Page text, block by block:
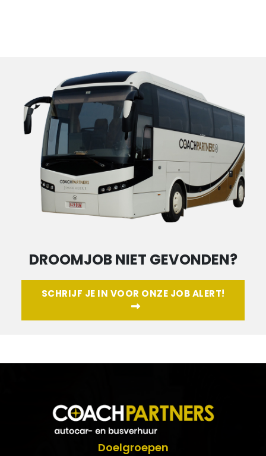
DROOMJOB NIET GEVONDEN?
SCHRIJF JE IN VOOR ONZE JOB ALERT!
Doelgroepen